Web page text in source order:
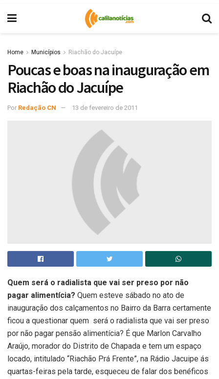
Home Municípios Riachão do Jacuípe
Poucas e boas na inauguração em
Riachão do Jacuípe
Por Redação CN 13 de fevereiro de 2011
Quem será o radialista que vai ser preso por não
pagar alimentícia? Quem esteve sábado no ato de
inauguração dos calçamentos no Bairro da Barra certamente
ficou a questionar quem será o radialista que vai ser preso
por não pagar pensão alimentícia? É que Marlon Carvalho
Araújo, morador do Distrito de Chapada e tem um espaço
locado, intitulado “Riachão Prá Frente”, na Rádio Jacuipe ás
quartas-feiras pela tarde, esqueceu de falar dos benéficos